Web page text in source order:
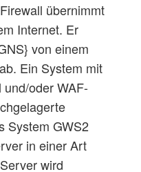
übernimmt
Internet. Er
von einem
Ein System mit
oder WAF-
System GWS2
in einer Art
wird